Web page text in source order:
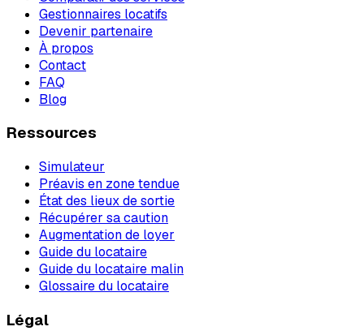
Gestionnaires locatifs
Devenir partenaire
À propos
Contact
FAQ
Blog
Ressources
Simulateur
Préavis en zone tendue
État des lieux de sortie
Récupérer sa caution
Augmentation de loyer
Guide du locataire
Guide du locataire malin
Glossaire du locataire
Légal